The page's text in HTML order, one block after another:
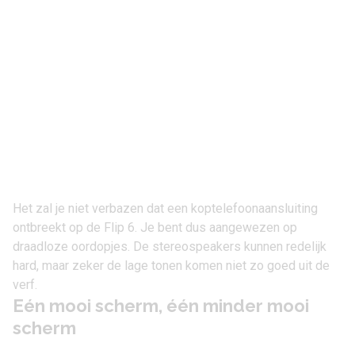
Het zal je niet verbazen dat een koptelefoonaansluiting
ontbreekt op de Flip 6. Je bent dus aangewezen op
draadloze oordopjes. De stereospeakers kunnen redelijk
hard, maar zeker de lage tonen komen niet zo goed uit de
verf.
Eén mooi scherm, één minder mooi
scherm